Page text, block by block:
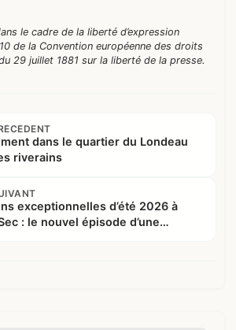
le cadre de la liberté d’expression
de la Convention européenne des droits
29 juillet 1881 sur la liberté de la presse.
dans le quartier du Londeau
riverains
exceptionnelles d’été 2026 à
: le nouvel épisode d’une